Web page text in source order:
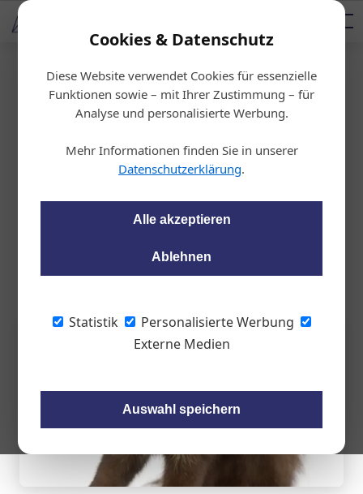
Cookies & Datenschutz
Diese Website verwendet Cookies für essenzielle
Funktionen sowie – mit Ihrer Zustimmung – für
Analyse und personalisierte Werbung.
Mehr Informationen finden Sie in unserer
Datenschutzerklärung.
Alle akzeptieren
Ablehnen
Statistik
Personalisierte Werbung
Externe Medien
Auswahl speichern
AUTOMOTIVE AKADEMIE
Podcast
Startseite/Werkstatt
Marderschreck
Start in die Mardersaison
19.04.2023, 15:55 Uhr
Steinmarder ihre überschüssigen Aggressionen gerne an
Autos ab.